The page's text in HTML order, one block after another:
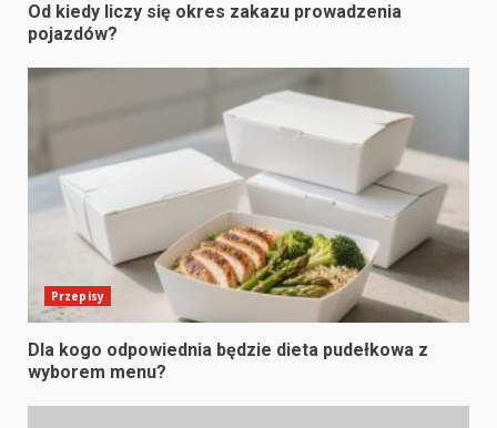
Od kiedy liczy się okres zakazu prowadzenia
pojazdów?
Przepisy
Dla kogo odpowiednia będzie dieta pudełkowa z
wyborem menu?